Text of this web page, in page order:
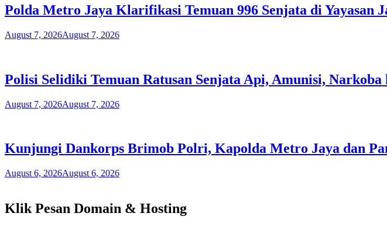
Polda Metro Jaya Klarifikasi Temuan 996 Senjata di Yayasan
August 7, 2026August 7, 2026
Polisi Selidiki Temuan Ratusan Senjata Api, Amunisi,
August 7, 2026August 7, 2026
Kunjungi Dankorps Brimob Polri, Kapolda Metro Jaya dan
August 6, 2026August 6, 2026
Klik Pesan Domain & Hosting